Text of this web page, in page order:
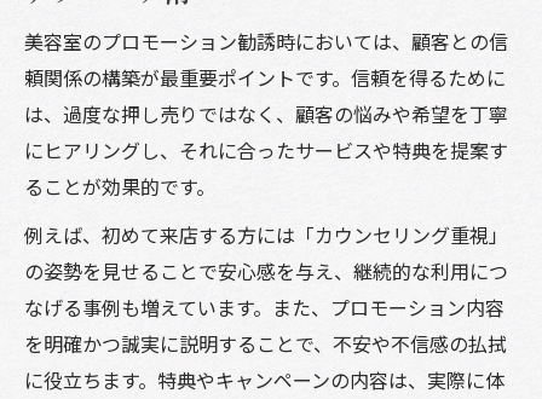
美容室のプロモーション勧誘時においては、顧客との信
頼関係の構築が最重要ポイントです。信頼を得るために
は、過度な押し売りではなく、顧客の悩みや希望を丁寧
にヒアリングし、それに合ったサービスや特典を提案す
ることが効果的です。
例えば、初めて来店する方には「カウンセリング重視」
の姿勢を見せることで安心感を与え、継続的な利用につ
なげる事例も増えています。また、プロモーション内容
を明確かつ誠実に説明することで、不安や不信感の払拭
に役立ちます。特典やキャンペーンの内容は、実際に体